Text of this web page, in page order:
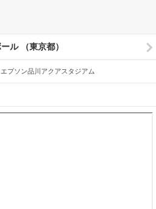
ル （東京都）
プソン品川アクアスタジアム